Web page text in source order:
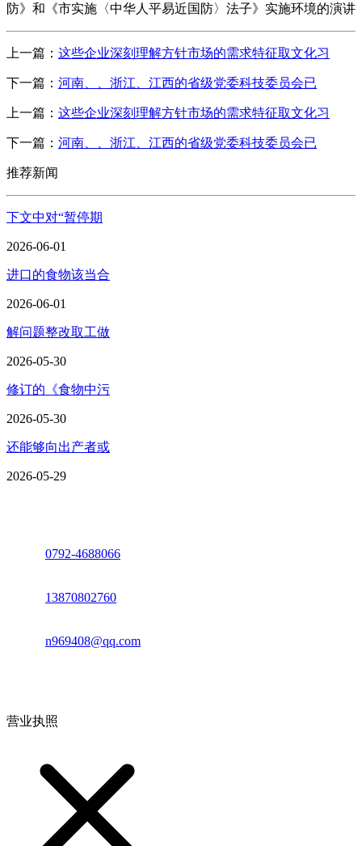
防》和《市实施〈中华人平易近国防〉法子》实施环境的演讲
上一篇： 这些企业深刻理解方针市场的需求特征取文化习
下一篇： 河南、、浙江、江西的省级党委科技委员会已
上一篇： 这些企业深刻理解方针市场的需求特征取文化习
下一篇： 河南、、浙江、江西的省级党委科技委员会已
推荐新闻
下文中对“暂停期
2026-06-01
进口的食物该当合
2026-06-01
解问题整改取工做
2026-05-30
修订的《食物中污
2026-05-30
还能够向出产者或
2026-05-29
0792-4688066
13870802760
n969408@qq.com
营业执照